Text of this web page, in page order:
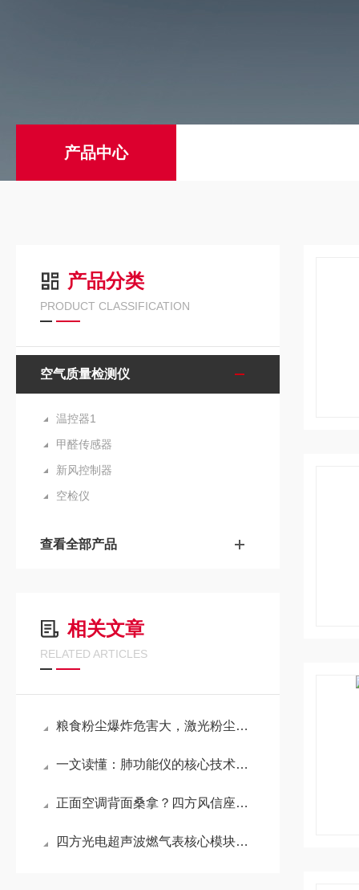
产品中心
产品分类
PRODUCT CLASSIFICATION
空气质量检测仪
温控器1
甲醛传感器
新风控制器
空检仪
查看全部产品
相关文章
RELATED ARTICLES
粮食粉尘爆炸危害大，激光粉尘传感器在保障粮仓安全中的关键作用
一文读懂：肺功能仪的核心技术，超声波法到底好在哪？
正面空调背面桑拿？四方风信座椅通风风扇一键终结夏日闷蒸
四方光电超声波燃气表核心模块：突破技术壁垒，国产化进程